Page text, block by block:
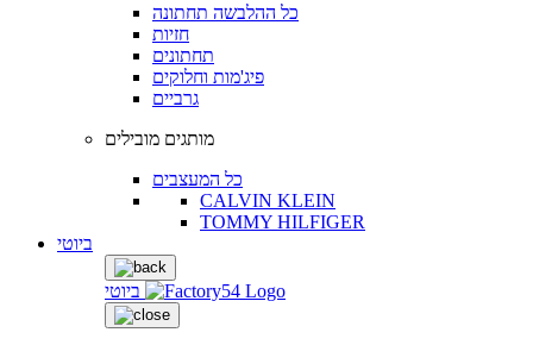
כל ההלבשה תחתונה
חזיות
תחתונים
פיג'מות וחלוקים
גרביים
מותגים מובילים
כל המעצבים
CALVIN KLEIN
TOMMY HILFIGER
ביוטי
ביוטי